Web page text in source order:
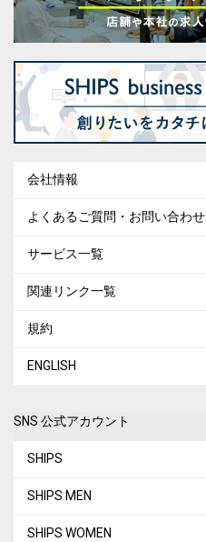
会社情報
よくあるご質問・お問い合わせ
サービス一覧
関連リンク一覧
規約
ENGLISH
SNS 公式アカウント
SHIPS
SHIPS MEN
SHIPS WOMEN